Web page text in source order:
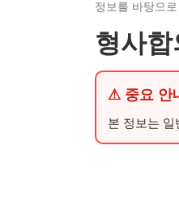
정보를 바탕으
형사
⚠ 중요 안
본 정보는